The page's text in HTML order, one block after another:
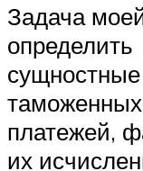
Задача
определить
сущностные
таможенных
платежей,
их